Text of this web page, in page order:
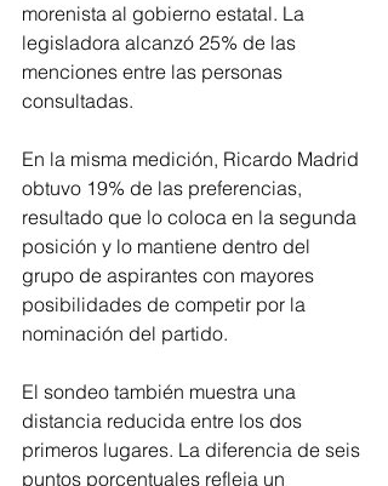
morenista al gobierno estatal. La
legisladora alcanzó 25% de las
menciones entre las personas
consultadas.
En la misma medición, Ricardo Madrid
obtuvo 19% de las preferencias,
resultado que lo coloca en la segunda
posición y lo mantiene dentro del
grupo de aspirantes con mayores
posibilidades de competir por la
nominación del partido.
El sondeo también muestra una
distancia reducida entre los dos
primeros lugares. La diferencia de seis
puntos porcentuales refleja un